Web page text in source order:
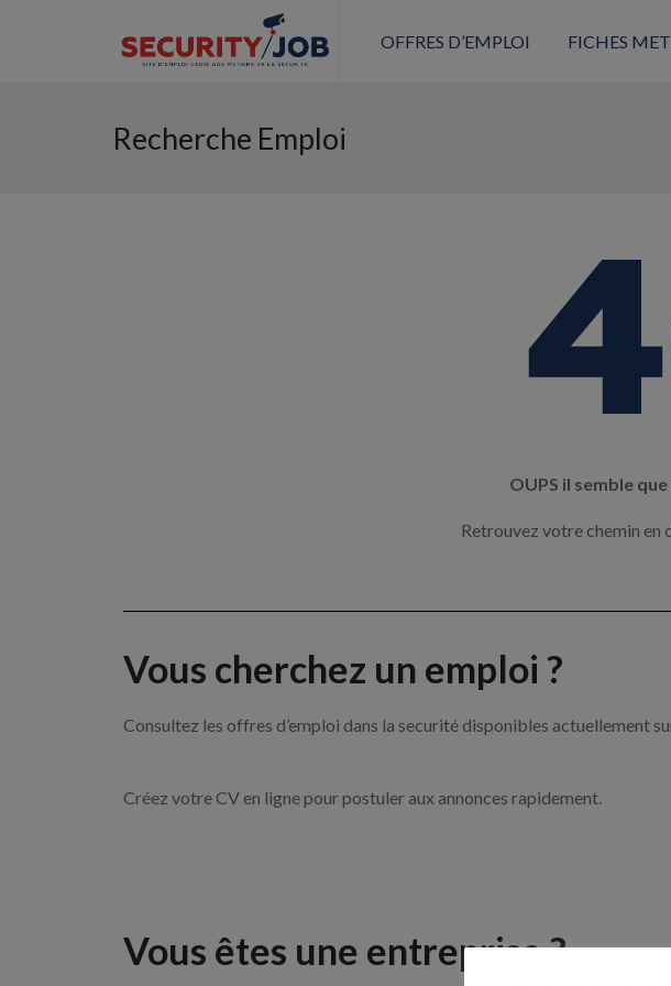
OFFRES D’EMPLOI FICHES
Recherche Emploi
OUPS il semble
Retrouvez votre chemin en
Vous cherchez un emploi ?
Consultez les offres d’emploi dans la securité disponibles actuellement
Créez votre CV en ligne pour postuler aux annonces rapidement.
Vous êtes une entreprise ?